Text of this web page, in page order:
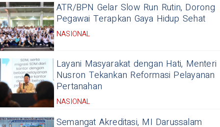
ATR/BPN Gelar Slow Run Rutin, Dorong
Pegawai Terapkan Gaya Hidup Sehat
NASIONAL
Layani Masyarakat dengan Hati, Menteri
Nusron Tekankan Reformasi Pelayanan
Pertanahan
NASIONAL
Semangat Akreditasi, MI Darussalam